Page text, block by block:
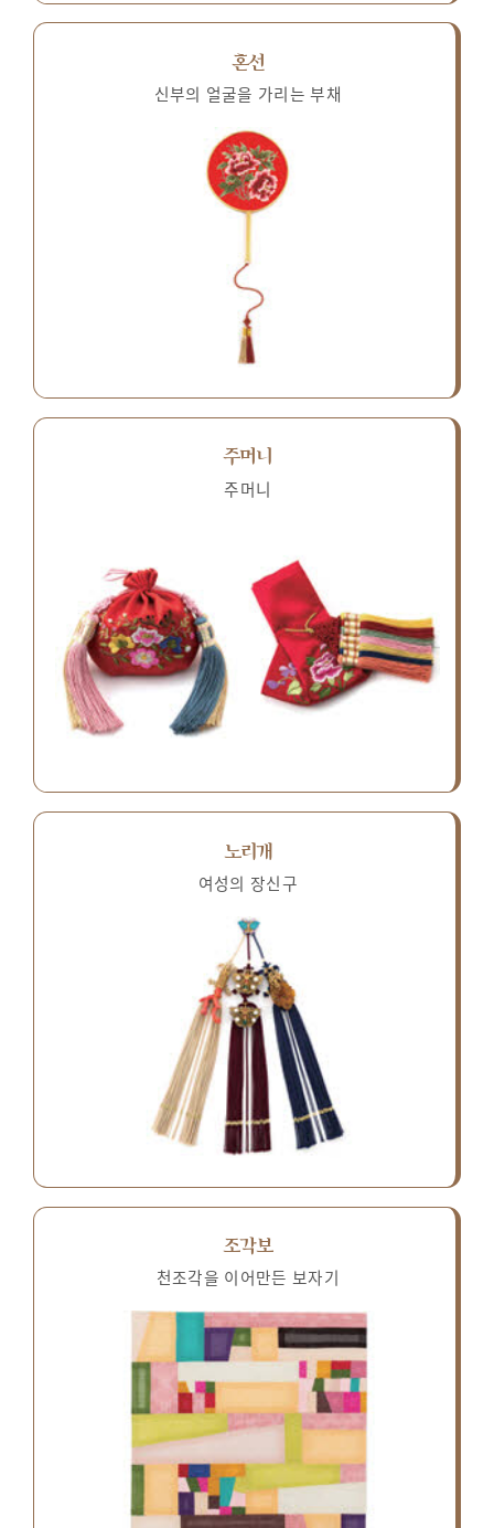
혼선
신부의 얼굴을 가리는 부채
주머니
주머니
노리개
여성의 장신구
조각보
천조각을 이어만든 보자기